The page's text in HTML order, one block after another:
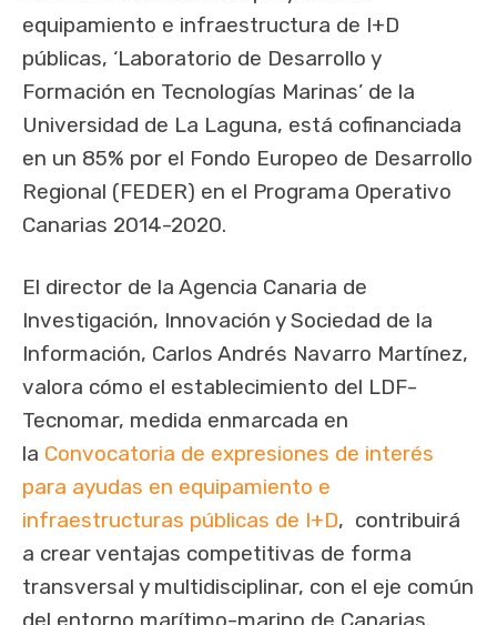
equipamiento e infraestructura de I+D
públicas, ‘Laboratorio de Desarrollo y
Formación en Tecnologías Marinas’ de la
Universidad de La Laguna, está cofinanciada
en un 85% por el Fondo Europeo de Desarrollo
Regional (FEDER) en el Programa Operativo
Canarias 2014-2020.
El director de la Agencia Canaria de
Investigación, Innovación y Sociedad de la
Información, Carlos Andrés Navarro Martínez,
valora cómo el establecimiento del LDF-
Tecnomar, medida enmarcada en
la Convocatoria de expresiones de interés
para ayudas en equipamiento e
infraestructuras públicas de I+D, contribuirá
a crear ventajas competitivas de forma
transversal y multidisciplinar, con el eje común